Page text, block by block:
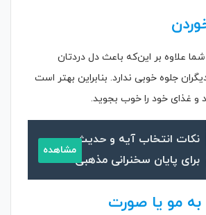
علاوه بر این‌که باعث دل دردتان
جلوه خوبی ندارد. بنابراین بهتر است
و غذای خود را خوب بجوید.
نکات انتخاب آیه و حدیث
برای پایان سخنرانی مذهبی
مشاهده